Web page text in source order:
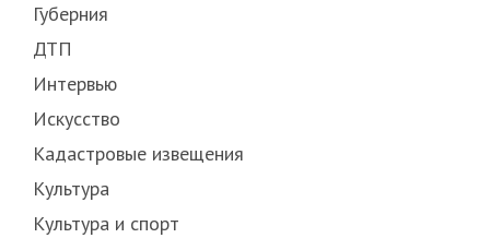
Губерния
ДТП
Интервью
Искусство
Кадастровые извещения
Культура
Культура и спорт